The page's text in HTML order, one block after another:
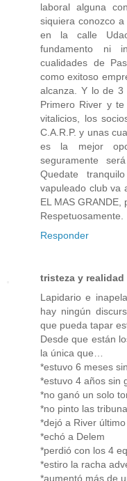
laboral alguna
siquiera conozco
en la calle
fundamento ni
cualidades de
como exitoso
alcanza. Y lo de 3
Primero River y
vitalicios, los
C.A.R.P. y unas
es la mejor
seguramente
Quedate
vapuleado club va
EL MAS GRANDE,
Respetuosamente.
Responder
tristeza y realidad
Lapidario e
hay ningún
que pueda tapar
Desde que están
la única que…
*estuvo 6 meses
*estuvo 4 años sin
*no ganó un solo
*no pinto las
*dejó a River
*echó a Delem
*perdió con los 4
*estiro la racha
*aumentó más de